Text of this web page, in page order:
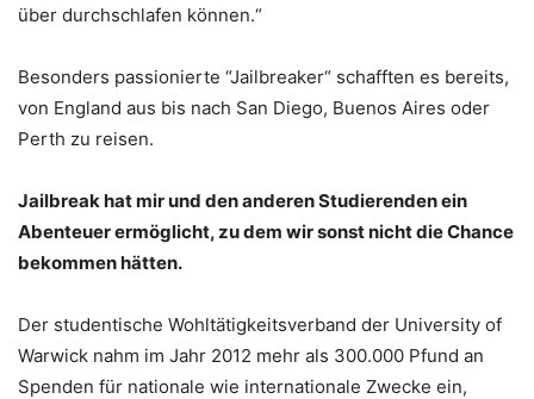
über durchschlafen können.“
Besonders passionierte “Jailbreaker“ schafften es bereits,
von England aus bis nach San Diego, Buenos Aires oder
Perth zu reisen.
Jailbreak hat mir und den anderen Studierenden ein
Abenteuer ermöglicht, zu dem wir sonst nicht die Chance
bekommen hätten.
Der studentische Wohltätigkeitsverband der University of
Warwick nahm im Jahr 2012 mehr als 300.000 Pfund an
Spenden für nationale wie internationale Zwecke ein,